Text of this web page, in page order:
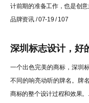
计前期的准备工作，也是创意
品牌资讯 / 07-19 / 107
深圳标志设计，好
一个出色完美的商标，深圳
不同的响亮动听的牌名。牌
商标的整个设计过程和效果。